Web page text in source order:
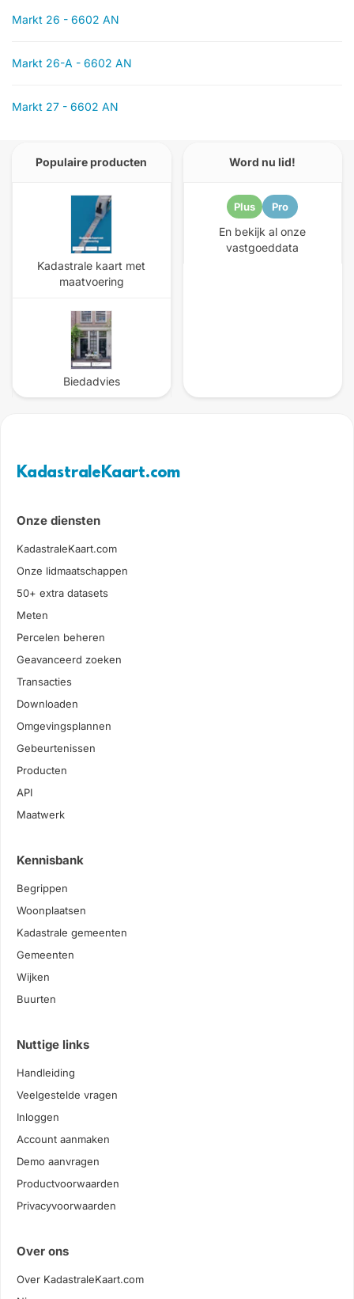
Markt 26 - 6602 AN
Markt 26-A - 6602 AN
Markt 27 - 6602 AN
Populaire producten
Kadastrale kaart met
maatvoering
Biedadvies
Word nu lid!
Plus Pro
En bekijk al onze
vastgoeddata
KadastraleKaart.com
Onze diensten
KadastraleKaart.com
Onze lidmaatschappen
50+ extra datasets
Meten
Percelen beheren
Geavanceerd zoeken
Transacties
Downloaden
Omgevingsplannen
Gebeurtenissen
Producten
API
Maatwerk
Kennisbank
Begrippen
Woonplaatsen
Kadastrale gemeenten
Gemeenten
Wijken
Buurten
Nuttige links
Handleiding
Veelgestelde vragen
Inloggen
Account aanmaken
Demo aanvragen
Productvoorwaarden
Privacyvoorwaarden
Over ons
Over KadastraleKaart.com